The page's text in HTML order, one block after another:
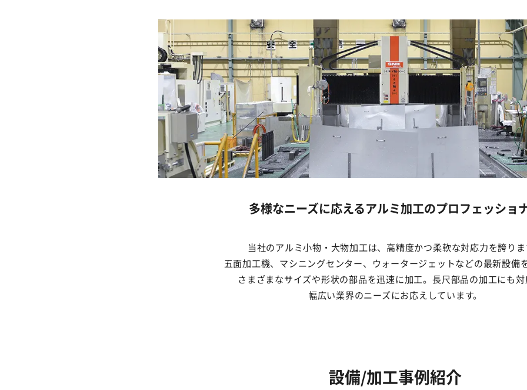
多様なニーズに応えるアルミ加工のプロフェッショ
当社のアルミ小物・大物加工は、高精度かつ柔軟な対応力を誇りま
五面加工機、マシニングセンター、ウォータージェットなどの最新設備を
さまざまなサイズや形状の部品を迅速に加工。長尺部品の加工にも対
幅広い業界のニーズにお応えしています。
設備/加工事例紹介